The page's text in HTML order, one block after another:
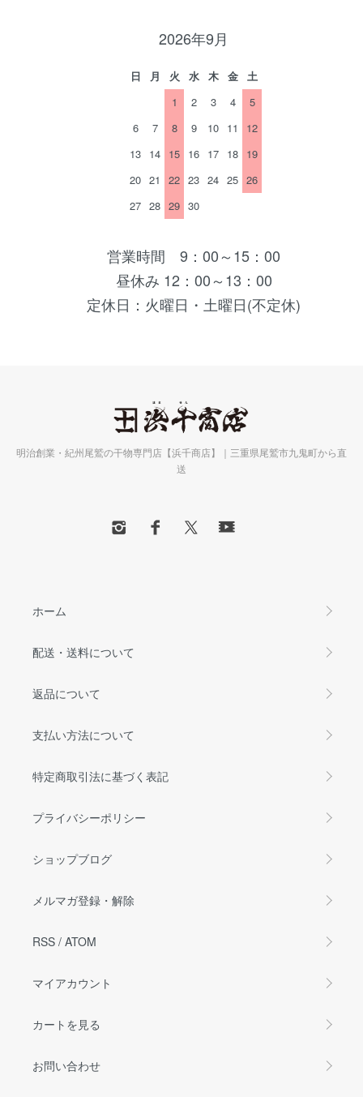
2026年9月
日 月 火 水 木 金
土
1
2 3 4
5
6
7 8 9 10 11
12
13 14 15 16 17 18 19
20 21 22 23 24 25 26
27 28 29 30
営業時間 9：00～15：00
昼休み 12：00～13：00
定休日：火曜日・土曜日(不定休)
明治創業・紀州尾鷲の干物専門店【浜千商店】｜三重県尾鷲市九鬼町から直
送
ホーム
配送・送料について
返品について
支払い方法について
特定商取引法に基づく表記
プライバシーポリシー
ショップブログ
メルマガ登録・解除
RSS / ATOM
マイアカウント
カートを見る
お問い合わせ